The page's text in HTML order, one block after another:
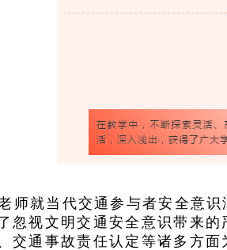
师就当代交通参与者安全意
忽视文明交通安全意识带来
交通事故责任认定等诸多方